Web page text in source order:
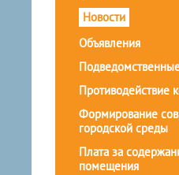
Новости
Объявления
Противодействие
Формирование
городской среды
Плата за
помещения